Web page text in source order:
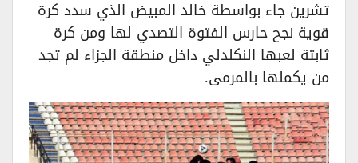
تشرين جاء بواسطة خالد المبيض الذي سدد كرة
قوية نجح حارس الفتوة التصدي لها ومن كرة
ثابتة لعبها النكلدلي داخل منطقة الجزاء لم تجد
من يكملها بالمرمى.